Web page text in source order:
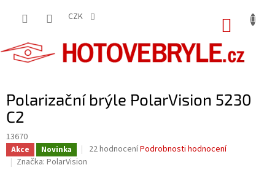
CZK
Polarizační brýle PolarVision 5230
C2
13670
Akce Novinka
Průměrné
22 hodnoceníPodrobnosti hodnocení
Značka: PolarVision